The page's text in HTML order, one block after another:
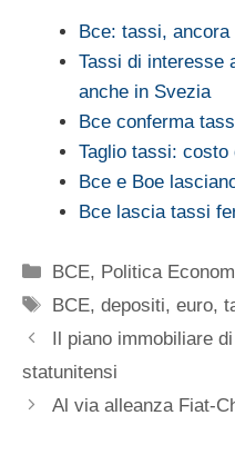
Bce: tassi,
Tassi di interesse
anche in Svezia
Bce conferma
Taglio tassi: costo
Bce e Boe
Bce lascia tassi
Categorie
BCE, Politica
Tag
BCE,depositi,euro,
Il piano immobiliare
statunitensi
Al via alleanza Fiat-